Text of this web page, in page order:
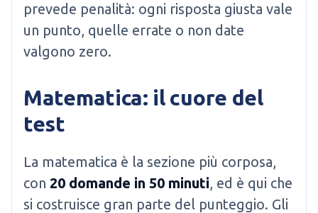
prevede penalità: ogni risposta giusta vale
un punto, quelle errate o non date
valgono zero.
Matematica: il cuore del
test
La matematica è la sezione più corposa,
con 20 domande in 50 minuti, ed è qui che
si costruisce gran parte del punteggio. Gli